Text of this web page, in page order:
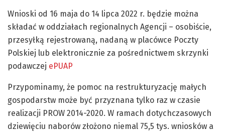
Wnioski od 16 maja do 14 lipca 2022 r. będzie można
składać w oddziałach regionalnych Agencji – osobiście,
przesyłką rejestrowaną, nadaną w placówce Poczty
Polskiej lub elektronicznie za pośrednictwem skrzynki
podawczej ePUAP
Przypominamy, że pomoc na restrukturyzację małych
gospodarstw może być przyznana tylko raz w czasie
realizacji PROW 2014-2020. W ramach dotychczasowych
dziewięciu naborów złożono niemal 75,5 tys. wniosków a